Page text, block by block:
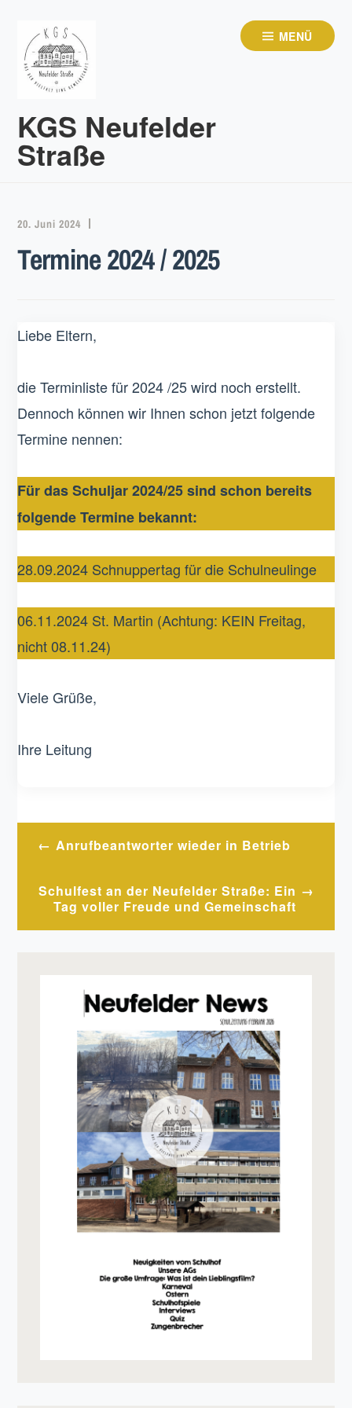
springen
KGS Neufelder
Straße
MENÜ
20. Juni 2024
Termine 2024 / 2025
Liebe Eltern,
die Terminliste für 2024 /25 wird noch erstellt.
Dennoch können wir Ihnen schon jetzt folgende
Termine nennen:
Für das Schuljar 2024/25 sind schon bereits
folgende Termine bekannt:
28.09.2024 Schnuppertag für die Schulneulinge
06.11.2024 St. Martin (Achtung: KEIN Freitag,
nicht 08.11.24)
Viele Grüße,
Ihre Leitung
Beitragsnavigation
Anrufbeantworter wieder in Betrieb
Schulfest an der Neufelder Straße: Ein
Tag voller Freude und Gemeinschaft